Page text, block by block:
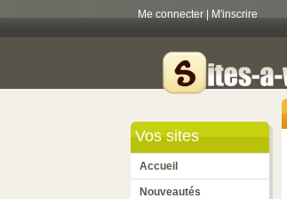
Me connecter M'inscrire
Vos sites
Accueil
Nouveautés